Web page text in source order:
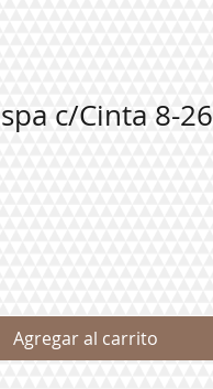
c/Cinta 8-26
Agregar al carrito